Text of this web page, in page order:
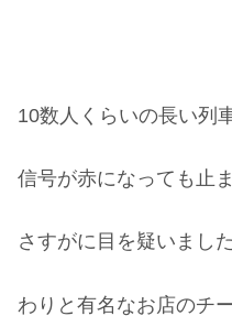
10数人くらいの長い列
信号が赤になっても止
さすがに目を疑いました
わりと有名なお店のチ